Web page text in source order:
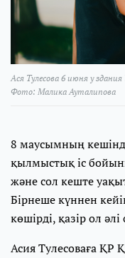
Ася Тулесова 6 июня у
Фото: Малика Ауталипова
8 маусымның
қылмыстық іс
және сол кеште
Бірнеше күннен
көшірді, қазір ол әлі
Асия Тулесоваға ҚР